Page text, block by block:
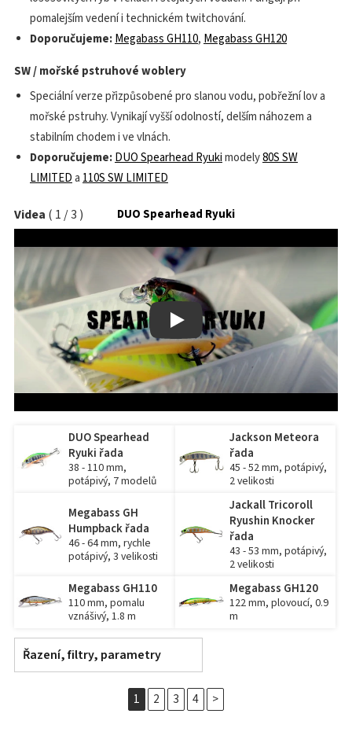
Videa ( 1 /3 ) DUO Spearhead Ryuki
Play
pomalejším vedení i technickém twitchování.
Doporučujeme:Megabass GH110, Megabass GH120
SW / mořské pstruhové woblery
Speciální verze přizpůsobené pro slanou vodu, pobřežní lov a
mořské pstruhy. Vynikají vyšší odolností, delším náhozem a
stabilním chodem i ve vlnách.
Doporučujeme:DUO Spearhead Ryukimodely80S SW
LIMITEDa 110S SW LIMITED
DUO Spearhead
Ryuki řada
38 - 110 mm,
potápivý, 7 modelů
Jackson Meteora
řada
45 - 52 mm, potápivý,
2 velikosti
Megabass GH
Humpback řada
46 - 64 mm, rychle
potápivý, 3 velikosti
Jackall Tricoroll
Ryushin Knocker
řada
43 - 53 mm, potápivý,
2 velikosti
Megabass GH110
110 mm, pomalu
vznášivý, 1.8 m
Megabass GH120
122 mm, plovoucí, 0.9
m
Řazení, filtry, parametry
1 2 3 4 >